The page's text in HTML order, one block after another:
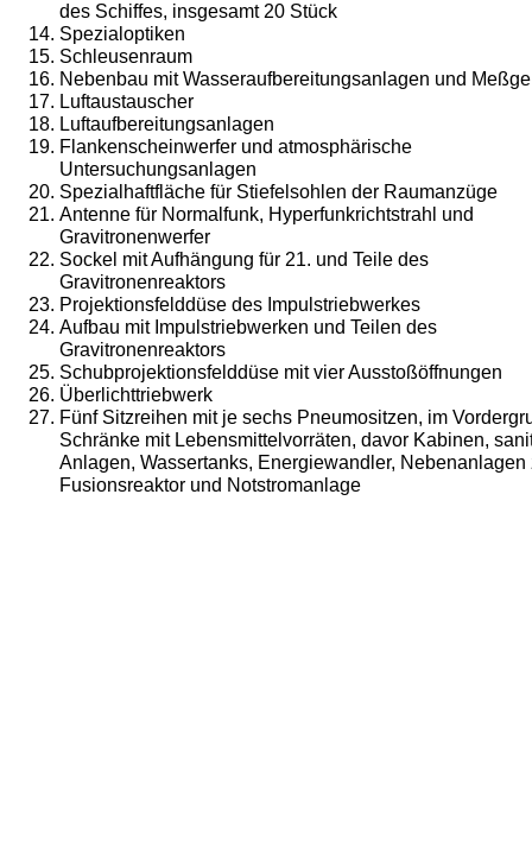
des Schiffes, insgesamt 20 Stück
Spezialoptiken
Schleusenraum
Nebenbau mit Wasseraufbereitungsanlagen und
Luftaustauscher
Luftaufbereitungsanlagen
Flankenscheinwerfer und atmosphärische
Untersuchungsanlagen
Spezialhaftfläche für Stiefelsohlen der Raumanzüge
Antenne für Normalfunk, Hyperfunkrichtstrahl und
Gravitronenwerfer
Sockel mit Aufhängung für 21. und Teile des
Gravitronenreaktors
Projektionsfelddüse des Impulstriebwerkes
Aufbau mit Impulstriebwerken und Teilen des
Gravitronenreaktors
Schubprojektionsfelddüse mit vier Ausstoßöffnungen
Überlichttriebwerk
Fünf Sitzreihen mit je sechs Pneumositzen, im
Schränke mit Lebensmittelvorräten, davor Kabinen,
Anlagen, Wassertanks, Energiewandler, Nebenanlagen
Fusionsreaktor und Notstromanlage